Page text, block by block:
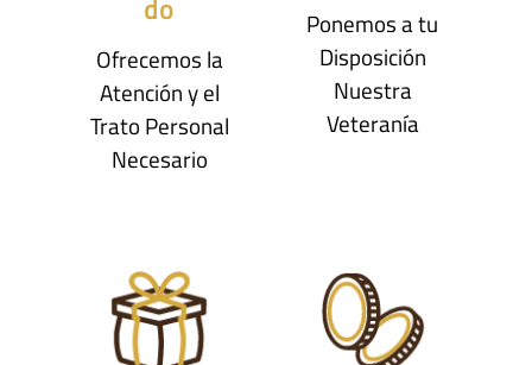
do
Ofrecemos la
Atención y el
Trato Personal
Necesario
Ponemos a tu
Disposición
Nuestra
Veteranía